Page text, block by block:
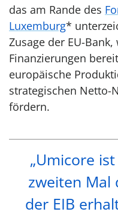
das am Rande des
Luxemburg*
Zusage der EU-
Finanzierungen
europäische
strategischen Netto-
fördern.
„Umicore
zweiten Mal
der EIB